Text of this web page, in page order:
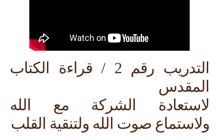
التدريب رقم 2 / قراءة الكتاب
المقدس
لاستعادة الشركة مع الله
ولاستماع صوت الله ولتنقية القلب